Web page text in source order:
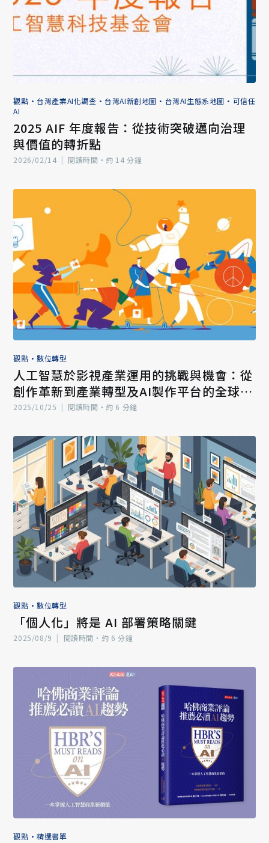
觀點 • 台灣產業AI化調查 • 台灣AI新創地圖 • 台灣AI生態系地圖 • 可信任
AI
2025 AIF 年度報告：從技術突破邁向治理
與價值的轉折點
2026/02/14 | 閱讀時間‧約 14 分鐘
觀點 •數位轉型
人工智慧於影視產業運用的挑戰與機會：從
創作革新到產業轉型及AI製作平台的全球新
契機（一）
2025/10/25 | 閱讀時間‧約 6 分鐘
觀點 •數位轉型
「個人化」將是 AI 部署策略關鍵
2025/08/9 | 閱讀時間‧約 6 分鐘
觀點 •精選書單